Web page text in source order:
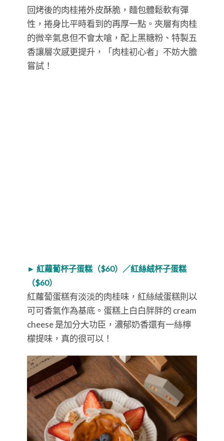
回烤後的肉桂捲外皮酥脆，麵包體鬆軟有彈
性，捲身比平時看到的再厚一點。夾層有肉桂
的微辛氣息但不會太嗆，配上黑糖粉、特製五
香讓層次感更提升，「肉桂初心者」不妨大膽
嘗試！
► 紅蘿蔔杯子蛋糕（$60）／紅絲絨杯子蛋糕
（$60）
紅蘿蔔蛋糕有淡淡的肉桂味，紅絲絨蛋糕則以
可可香氣作為基底。蛋糕上白白胖胖的 cream
cheese 是加分大功臣，濃郁奶香還有一絲檸
檬提味，真的很可以！